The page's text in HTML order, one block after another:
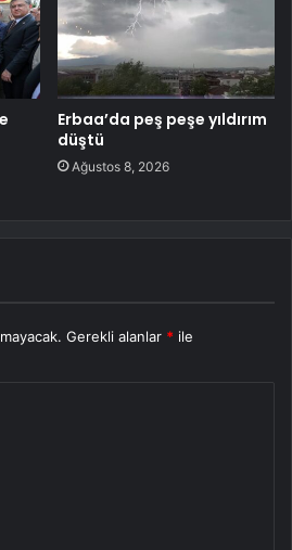
Erbaa’da peş peşe yıldırım
düştü
Ağustos 8, 2026
Gerekli alanlar * ile